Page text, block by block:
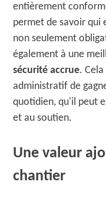
entièrement
permet de savoir qui
non seulement
également à une
sécurité accrue.
administratif de
quotidien, qu'il peut
et au soutien.
Une valeur
chantier